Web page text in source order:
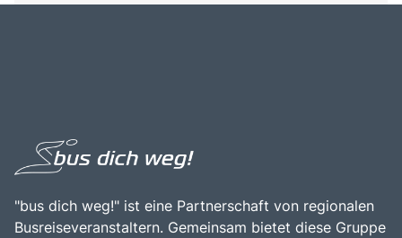
"bus dich weg!" ist eine Partnerschaft von regionalen
Busreiseveranstaltern. Gemeinsam bietet diese Gruppe